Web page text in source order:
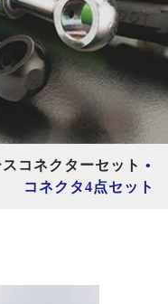
コネクターセット
コネクタ4点セット